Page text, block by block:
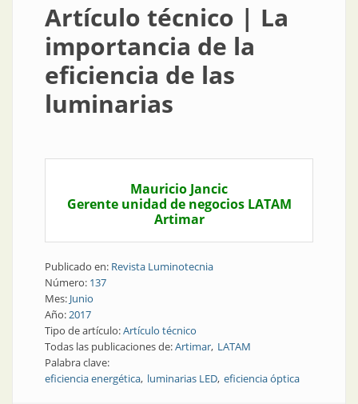
Artículo técnico | La
importancia de la
eficiencia de las
luminarias
Mauricio Jancic
Gerente unidad de negocios LATAM
Artimar
Publicado en: Revista Luminotecnia
Número: 137
Mes: Junio
Año:2017
Tipo de artículo:Artículo técnico
Todas las publicaciones de:Artimar LATAM
Palabra clave:
eficiencia energética luminarias LED eficiencia óptica